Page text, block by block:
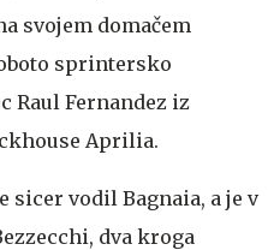
svojem domačem
sprintersko
Raul Fernandez iz
Aprilia.
sicer vodil Bagnaia, a je v
dva kroga